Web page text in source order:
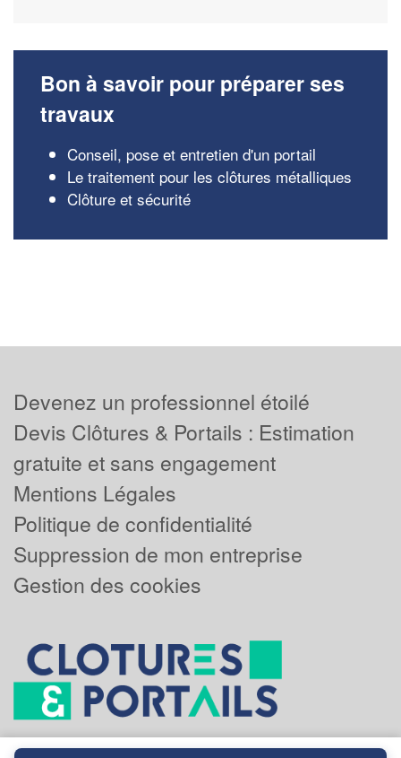
Bon à savoir pour préparer ses
travaux
Conseil, pose et entretien d'un portail
Le traitement pour les clôtures métalliques
Clôture et sécurité
Devenez un professionnel étoilé
Devis Clôtures & Portails : Estimation
gratuite et sans engagement
Mentions Légales
Politique de confidentialité
Suppression de mon entreprise
Gestion des cookies